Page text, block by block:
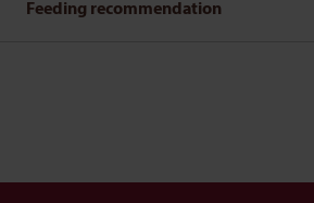
Feeding recommendation